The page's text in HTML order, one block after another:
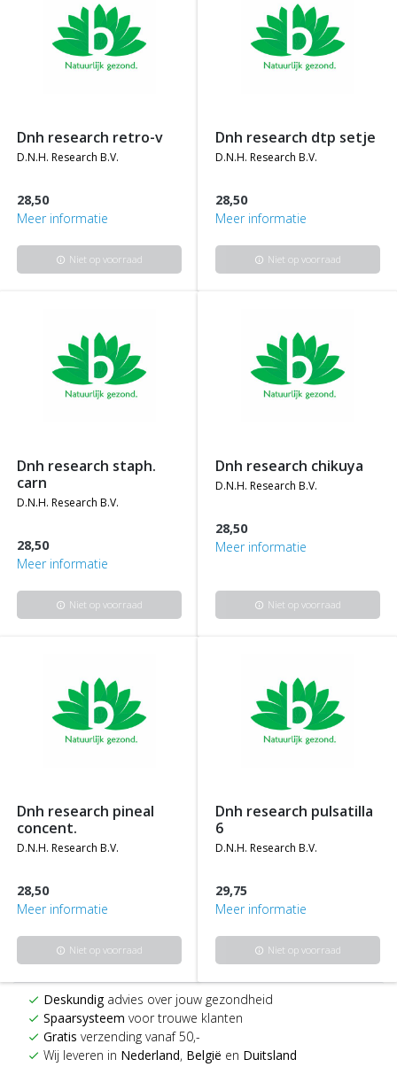
dnh research retro-v
d.n.h. research b.v.
28,50
Meer informatie
info Niet op voorraad
dnh research dtp setje
d.n.h. research b.v.
28,50
Meer informatie
info Niet op voorraad
dnh research staph.
carn
d.n.h. research b.v.
28,50
Meer informatie
info Niet op voorraad
dnh research chikuya
d.n.h. research b.v.
28,50
Meer informatie
info Niet op voorraad
dnh research pineal
concent.
d.n.h. research b.v.
28,50
Meer informatie
info Niet op voorraad
dnh research pulsatilla
6
d.n.h. research b.v.
29,75
Meer informatie
info Niet op voorraad
check Deskundigadvies over jouw gezondheid
check Spaarsysteem voor trouwe klanten
check Gratis verzending vanaf 50,-
check Wij leveren in Nederland, België en Duitsland